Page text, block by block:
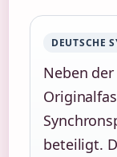
DEUTSCHE
Neben
beteiligt.